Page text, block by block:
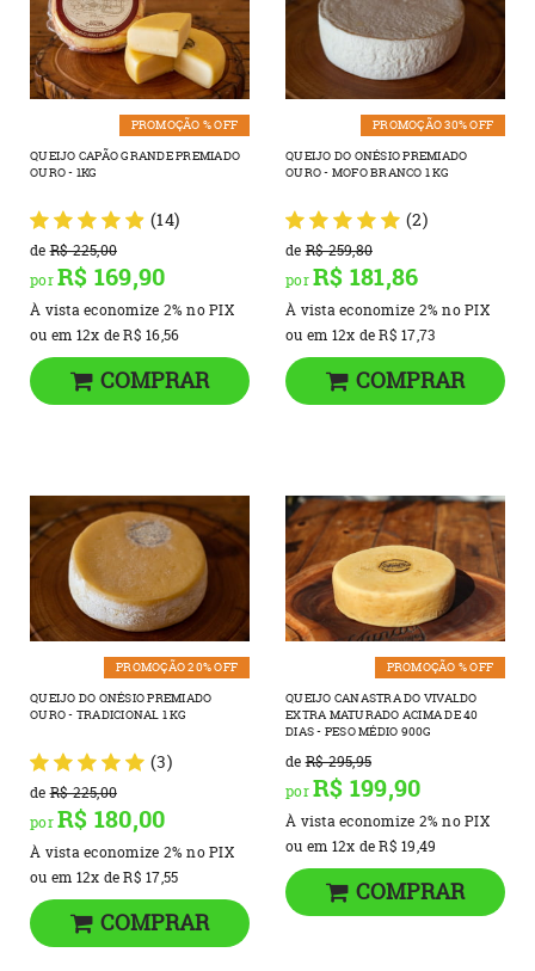
PROMOÇÃO % OFF
QUEIJO CAPÃO GRANDE PREMIADO
OURO - 1KG
(14)
de R$ 225,00
porR$ 169,90
À vista economize 2% no PIX
ou em 12x deR$ 16,56
COMPRAR
PROMOÇÃO 30% OFF
QUEIJO DO ONÉSIO PREMIADO
OURO - MOFO BRANCO 1 KG
(2)
de R$ 259,80
porR$ 181,86
À vista economize 2% no PIX
ou em 12x deR$ 17,73
COMPRAR
PROMOÇÃO 20% OFF
QUEIJO DO ONÉSIO PREMIADO
OURO - TRADICIONAL 1 KG
(3)
de R$ 225,00
porR$ 180,00
À vista economize 2% no PIX
ou em 12x deR$ 17,55
COMPRAR
PROMOÇÃO % OFF
QUEIJO CANASTRA DO VIVALDO
EXTRA MATURADO ACIMA DE 40
DIAS - PESO MÉDIO 900G
de R$ 295,95
porR$ 199,90
À vista economize 2% no PIX
ou em 12x deR$ 19,49
COMPRAR